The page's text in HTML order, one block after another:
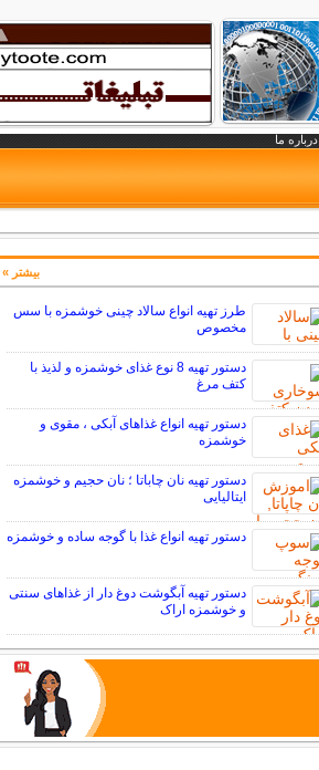
درباره ما
طرز تهیه انواع سالاد چینی خوشمزه با سس
مخصوص
دستور تهیه 8 نوع غذای خوشمزه و لذیذ با
کتف مرغ
دستور تهیه انواع غذاهای آبکی ، مقوی و
خوشمزه
دستور تهیه نان چاباتا ؛ نان حجیم و خوشمزه
ایتالیایی
دستور تهیه انواع غذا با گوجه ساده و خوشمزه
دستور تهیه آبگوشت دوغ دار از غذاهای سنتی
و خوشمزه اراک
بیشتر »